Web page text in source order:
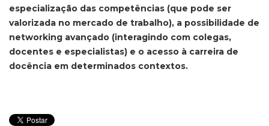
especialização das competências (que pode ser
valorizada no mercado de trabalho), a possibilidade de
networking avançado (interagindo com colegas,
docentes e especialistas) e o acesso à carreira de
docência em determinados contextos.